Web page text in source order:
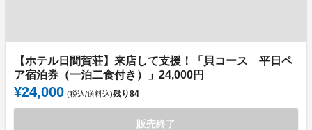
【ホテル日間賀荘】来店して支援！「貝コース 平日ペ
ア宿泊券（一泊二食付き）」24,000円
¥24,000 (税込/送料込)残り84
販売終了